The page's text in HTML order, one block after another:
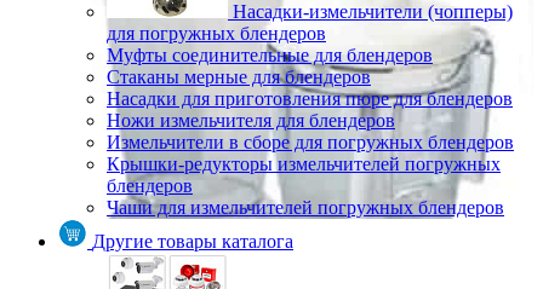
Насадки-измельчители (чопперы)
для погружных блендеров
Муфты соединительные для блендеров
Стаканы мерные для блендеров
Насадки для приготовления пюре для блендеров
Ножи измельчителя для блендеров
Измельчители в сборе для погружных блендеров
Крышки-редукторы измельчителей погружных
блендеров
Чаши для измельчителей погружных блендеров
Другие товары каталога